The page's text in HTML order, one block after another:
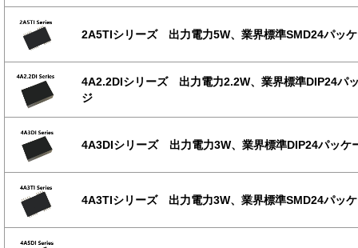
2A5TIシリーズ 出力電力5W、業界標準SMD24パッ
4A2.2DIシリーズ 出力電力2.2W、業界標準DIP24パ
ジ
4A3DIシリーズ 出力電力3W、業界標準DIP24パッケ
4A3TIシリーズ 出力電力3W、業界標準SMD24パッ